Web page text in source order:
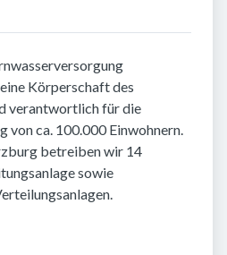
Körperschaft des
verantwortlich für die
von ca. 100.000 Einwohnern.
betreiben wir 14
sowie